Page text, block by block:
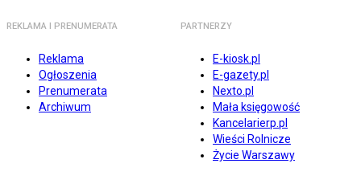
REKLAMA I PRENUMERATA
Reklama
Ogłoszenia
Prenumerata
Archiwum
PARTNERZY
E-kiosk.pl
E-gazety.pl
Nexto.pl
Mała księgowość
Kancelarierp.pl
Wieści Rolnicze
Życie Warszawy